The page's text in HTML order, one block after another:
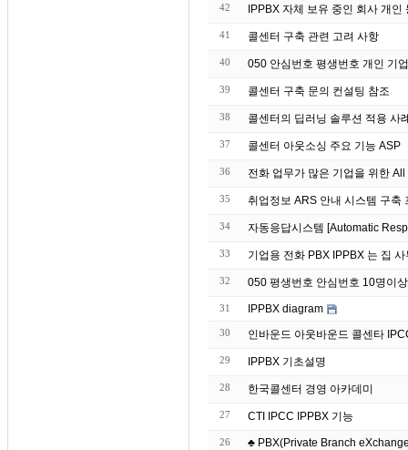
42 IPPBX 자체 보유 중인 회사
41 콜센터 구축 관련 고려 사항
40 050 안심번호 평생번호 개인 기
39 콜센터 구축 문의 컨설팅 참조
38
37 콜센터 아웃소싱 주요 기능 ASP
36 전화 업무가 많은 기업을 위한
35 취업정보 ARS 안내 시스템 구축
34 자동응답시스템 [Automatic
33 기업용 전화 PBX
32 050 평생번호 안심번호 10명이
31 IPPBX diagram
30 인바운드 아웃바운드 콜센타
29 IPPBX 기초설명
28 한국콜센터 경영 아카데미
27 CTI IPCC IPPBX 기능
26 ♣ PBX(Private Branch